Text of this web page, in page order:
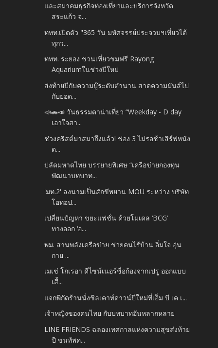
และสมาคมธุรกิจท่องเที่ยวและบริการจังหวัด
สระแก้ว จ...
ททท.เปิดตัว "365 วัน มหัศจรรย์ประจวบฯเที่ยวได้
ทุกว...
ททท. ระยอง ชวนเที่ยวชมฟรี Rayong
Aquariumในช่วงปีใหม่
ส่งท้ายปีกับความบู๊ระดับตำนาน สาดความมันส์ไป
กับยอด...
📣🚗📣 วันธรรมดาน่าเที่ยว “Weekday - D day
เอาใจสา...
ช่วงคริสต์มาสมาถึงแล้ว! ช่อง 3 ไม่รอช้าเสิร์ฟหนัง
ด...
ปลัดมหาดไทย บรรยายพิเศษ “เครือข่ายกองทุน
พัฒนาบทบาท...
'มท.2' ลงนามเป็นสักขีพยาน MOU ระหว่าง บริษัท
โอทอป...
เปลี่ยนปัญหา ขยะแฟชั่น ด้วยโมเดล ‘BCG’
ทางออก ‘อ...
พม. สานพลังเครือข่าย ช่วยคนไร้บ้าน อิ่มใจ อุ่น
กาย ...
เมเช่ โกเรอา ดีไซน์เนอร์ชื่อก้องจากเปรู ออกแบบ
เสื้...
แจกพิกัดร้านนั่งชิลเคาท์ดาวน์ปีใหม่ที่เอ็ม บี เค เ...
เจ้าหญิงของคนไทย กับบทบาทอันหลากหลาย
LINE FRIENDS ฉลองเทศกาลแห่งความสุขส่งท้าย
ปี ขนทัพค...